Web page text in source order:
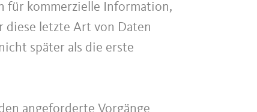
für kommerzielle Information,
letzte Art von Daten
später als die erste
angeforderte Vorgänge